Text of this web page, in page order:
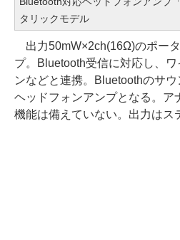
タリックモデル
出力50mW×2ch(16Ω)のポー
プ。Bluetooth受信に対応し、
ンなどと連携。Bluetoothのサ
ヘッドフォンアンプとなる。ア
機能は備えていない。出力はス